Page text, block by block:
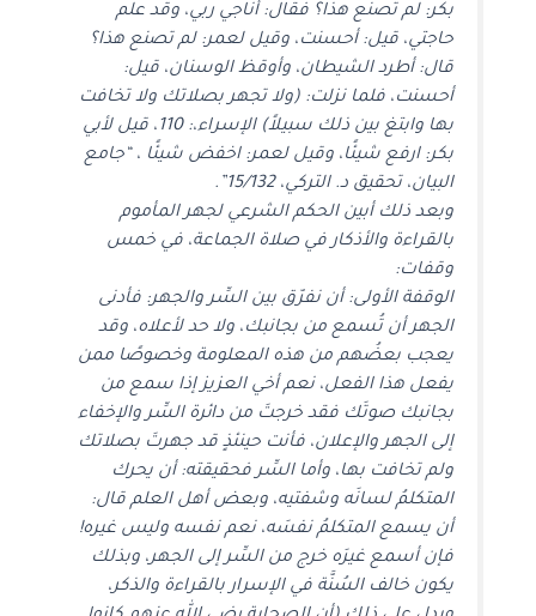
بكر: لم تصنع هذا؟ فقال: أناجي ربي، وقد علم
حاجتي، قيل: أحسنت، وقيل لعمر: لم تصنع هذا؟
قال: أطرد الشيطان، وأوقظ الوسنان، قيل:
أحسنت، فلما نزلت: (ولا تجهر بصلاتك ولا تخافت
بها وابتغ بين ذلك سبيلاً) الإسراء،: 110، قيل لأبي
بكر: ارفع شيئًا، وقيل لعمر: اخفض شيئًا ، “جامع
البيان، تحقيق د. التركي، 15/132”.
وبعد ذلك أبين الحكم الشرعي لجهر المأموم
بالقراءة والأذكار في صلاة الجماعة، في خمس
وقفات:
الوقفة الأولى: أن نفرّق بين السِّر والجهر: فأدنى
الجهر أن تُسمع من بجانبك، ولا حد لأعلاه، وقد
يعجب بعضُهم من هذه المعلومة وخصوصًا ممن
يفعل هذا الفعل، نعم أخي العزيز إذا سمع من
بجانبك صوتَك فقد خرجتَ من دائرة السِّر والإخفاء
إلى الجهر والإعلان، فأنت حينئذٍ قد جهرتَ بصلاتك
ولم تخافت بها، وأما السِّر فحقيقته: أن يحرك
المتكلمُ لسانَه وشفتيه، وبعض أهل العلم قال:
أن يسمع المتكلمُ نفسَه، نعم نفسه وليس غيره!
فإن أسمع غيرَه خرج من السِّر إلى الجهر، وبذلك
يكون خالف السُنَّة في الإسرار بالقراءة والذكر،